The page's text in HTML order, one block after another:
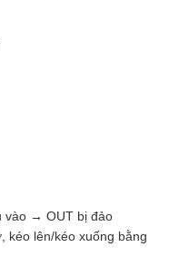
vào → OUT bị đảo
kéo lên/kéo xuống bằng